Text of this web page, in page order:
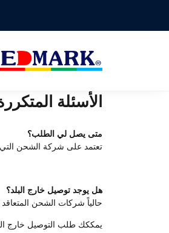
الأسئلة
متى يصل لي الطلب؟
تعتمد على شركة الشحن التي تم
هل يوجد توصيل خارج البلد؟
حالياً شركات الشحن
يمككك طلب التوصيل خارج